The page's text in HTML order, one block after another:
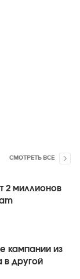
СМОТРЕТЬ ВСЕ
2 миллионов
кампании из
в другой